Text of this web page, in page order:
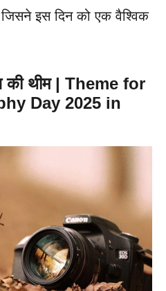
जिसने इस दिन को एक वैश्विक
की थीम | Theme for
Day 2025 in